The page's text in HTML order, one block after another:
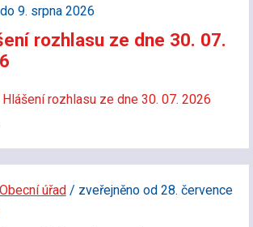
9. srpna 2026
rozhlasu ze dne 30. 07.
Hlášení rozhlasu ze dne 30. 07. 2026
Obecní úřad/ zveřejněno od 28. července